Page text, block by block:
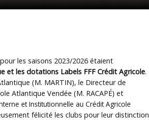
pour les saisons 2023/2026 étaient
et les dotations Labels FFF Crédit Agricole.
(M. MARTIN), le Directeur de
Atlantique Vendée (M. RACAPÉ) et
et Institutionnelle au Crédit Agricole
félicité les clubs pour leur distinction